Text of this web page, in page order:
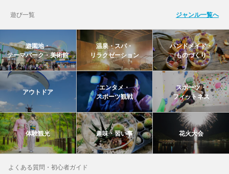
遊び一覧 ジャンル一覧へ
遊園地・
テーマパーク・美術館
温泉・スパ・
リラクゼーション
ハンドメイド・
ものづくり
アウトドア
エンタメ・
スポーツ観戦
スポーツ・
フィットネス
体験観光 趣味・習い事 花火大会
よくある質問・初心者ガイド